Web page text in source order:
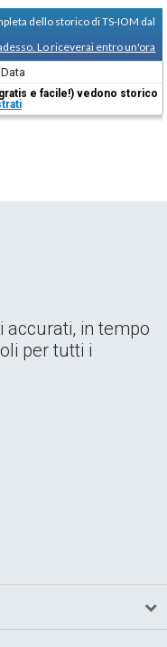
dello storico di TS-IOM dal
Lo riceverai entro un'ora
e facile!) vedono storico
accurati, in tempo
per tutti i